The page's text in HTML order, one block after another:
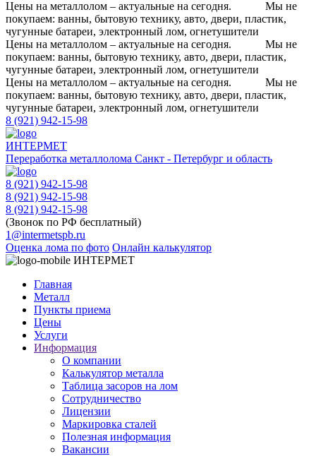
Цены на металлолом – актуальные на сегодня.
Мы не
покупаем: ванны, бытовую технику, авто, двери, пластик,
чугунные батареи, электронный лом, огнетушители
Цены на металлолом – актуальные на сегодня.
Мы не
покупаем: ванны, бытовую технику, авто, двери, пластик,
чугунные батареи, электронный лом, огнетушители
Цены на металлолом – актуальные на сегодня.
Мы не
покупаем: ванны, бытовую технику, авто, двери, пластик,
чугунные батареи, электронный лом, огнетушители
8 (921) 942-15-98
ИНТЕРМЕТ
Переработка металлолома Санкт - Петербург и область
8 (921) 942-15-98
8 (921) 942-15-98
8 (921) 942-15-98
(Звонок по РФ бесплатный)
1@intermetspb.ru
Оценка лома по фото Онлайн калькулятор
ИНТЕРМЕТ
Главная
Металл
Пункты приема
Цены
Услуги
Информация
О компании
Калькулятор металла
Таблица засоров на лом
Сотрудничество
Лицензии
Маркировка сталей
Полезная информация
Вакансии